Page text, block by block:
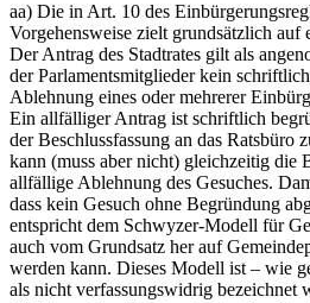
aa) Die in Art. 10 des
Vorgehensweise zielt grundsätzlich auf
Der Antrag des Stadtrates gilt als
der Parlamentsmitglieder kein
Ablehnung eines oder mehrerer
Ein allfälliger Antrag ist schriftlich
der Beschlussfassung an das Ratsbüro
kann (muss aber nicht) gleichzeitig die
allfällige Ablehnung des Gesuches.
dass kein Gesuch ohne Begründung
entspricht dem Schwyzer-Modell für
auch vom Grundsatz her auf
werden kann. Dieses Modell ist – wie
als nicht verfassungswidrig bezeichnet